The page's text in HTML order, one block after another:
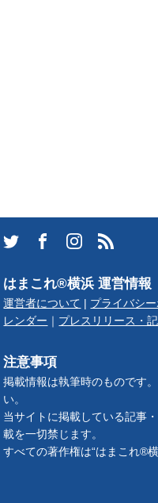
はまこれ®横浜 運営情報
運営者について プライバシ
レンダー
プレスリリース・
注意事項
掲載情報は執筆時のものです
い。
当サイトに掲載している記事
載を一切禁じます。
すべての著作権は“はまこれ®